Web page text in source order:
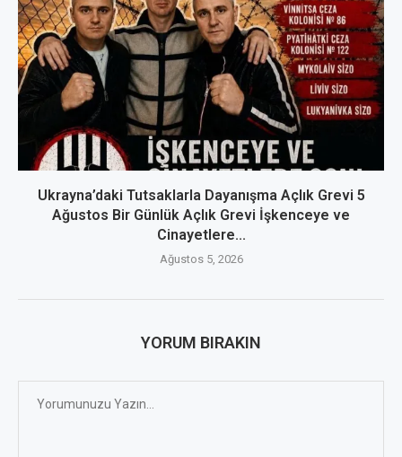
Ukrayna’daki Tutsaklarla Dayanışma Açlık Grevi 5
Ağustos Bir Günlük Açlık Grevi İşkenceye ve
Cinayetlere...
Ağustos 5, 2026
YORUM BIRAKIN